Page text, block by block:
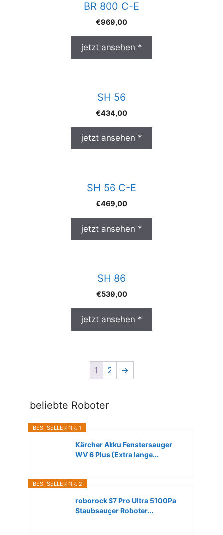
BR 800 C-E
€969,00
jetzt ansehen *
SH 56
€434,00
jetzt ansehen *
SH 56 C-E
€469,00
jetzt ansehen *
SH 86
€539,00
jetzt ansehen *
1 2 →
beliebte Roboter
BESTSELLER NR. 1
Kärcher Akku Fenstersauger
WV 6 Plus (Extra lange...
BESTSELLER NR. 2
roborock S7 Pro Ultra 5100Pa
Staubsauger Roboter...